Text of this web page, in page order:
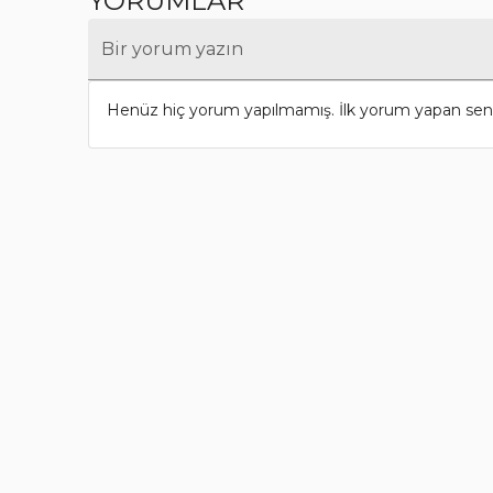
Bir yorum yazın
Henüz hiç yorum yapılmamış. İlk yorum yapan